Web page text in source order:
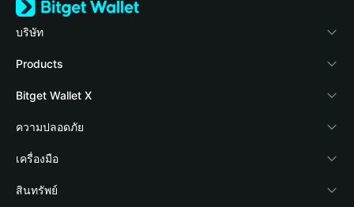
บริษัท
เกี่ยวกับ Bitget Wallet
Blog
Academy
ข่าวสารด้านคริปโต
ศูนย์ช่วยเหลือ
Products
Crypto Card
Stablecoin Earn
Payfi Crypto
Crypto Swap API
Bitget Wallet X
นักพัฒนา
เชื่อมต่อ Wallet
Bitget Wallet Pay
ความปลอดภัย
Protection Fund
เทคโนโลยีความปลอดภัย
เครื่องมือ
ซื้อคริปโต
สินทรัพย์